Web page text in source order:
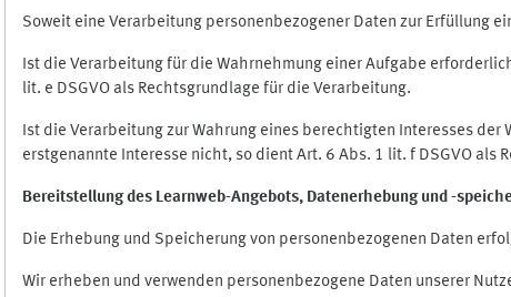
Soweit eine Verarbeitung personenbezogener Daten zur Erfüllung
Ist die Verarbeitung für die Wahrnehmung einer Aufgabe
lit. e DSGVO als Rechtsgrundlage für die Verarbeitung.
Ist die Verarbeitung zur Wahrung eines berechtigten Interesses
erstgenannte Interesse nicht, so dient Art. 6 Abs. 1 lit. f DSGVO
Bereitstellung des Learnweb-Angebots, Datenerhebung und -
Die Erhebung und Speicherung von personenbezogenen Daten
Wir erheben und verwenden personenbezogene Daten unserer